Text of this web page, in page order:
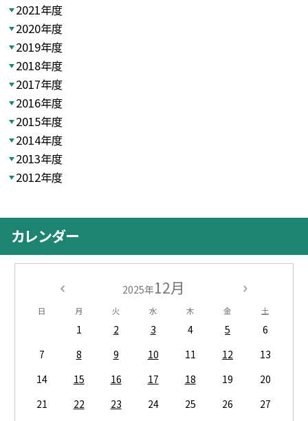
2021年度
2020年度
2019年度
2018年度
2017年度
2016年度
2015年度
2014年度
2013年度
2012年度
カレンダー
2025年12月
日 月 火 水 木 金 土
1 2 3 4 5
6
7
8 9 10 11 12
13
14
15 16 17 18 19
20
21
22 23 24 25 26
27